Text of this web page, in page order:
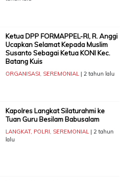
Ketua DPP FORMAPPEL-RI, R. Anggi
Ucapkan Selamat Kepada Muslim
Susanto Sebagai Ketua KONI Kec.
Batang Kuis
ORGANISASI, SEREMONIAL| 2 tahun lalu
Kapolres Langkat Silaturahmi ke
Tuan Guru Besilam Babusalam
LANGKAT, POLRI, SEREMONIAL| 2 tahun
lalu